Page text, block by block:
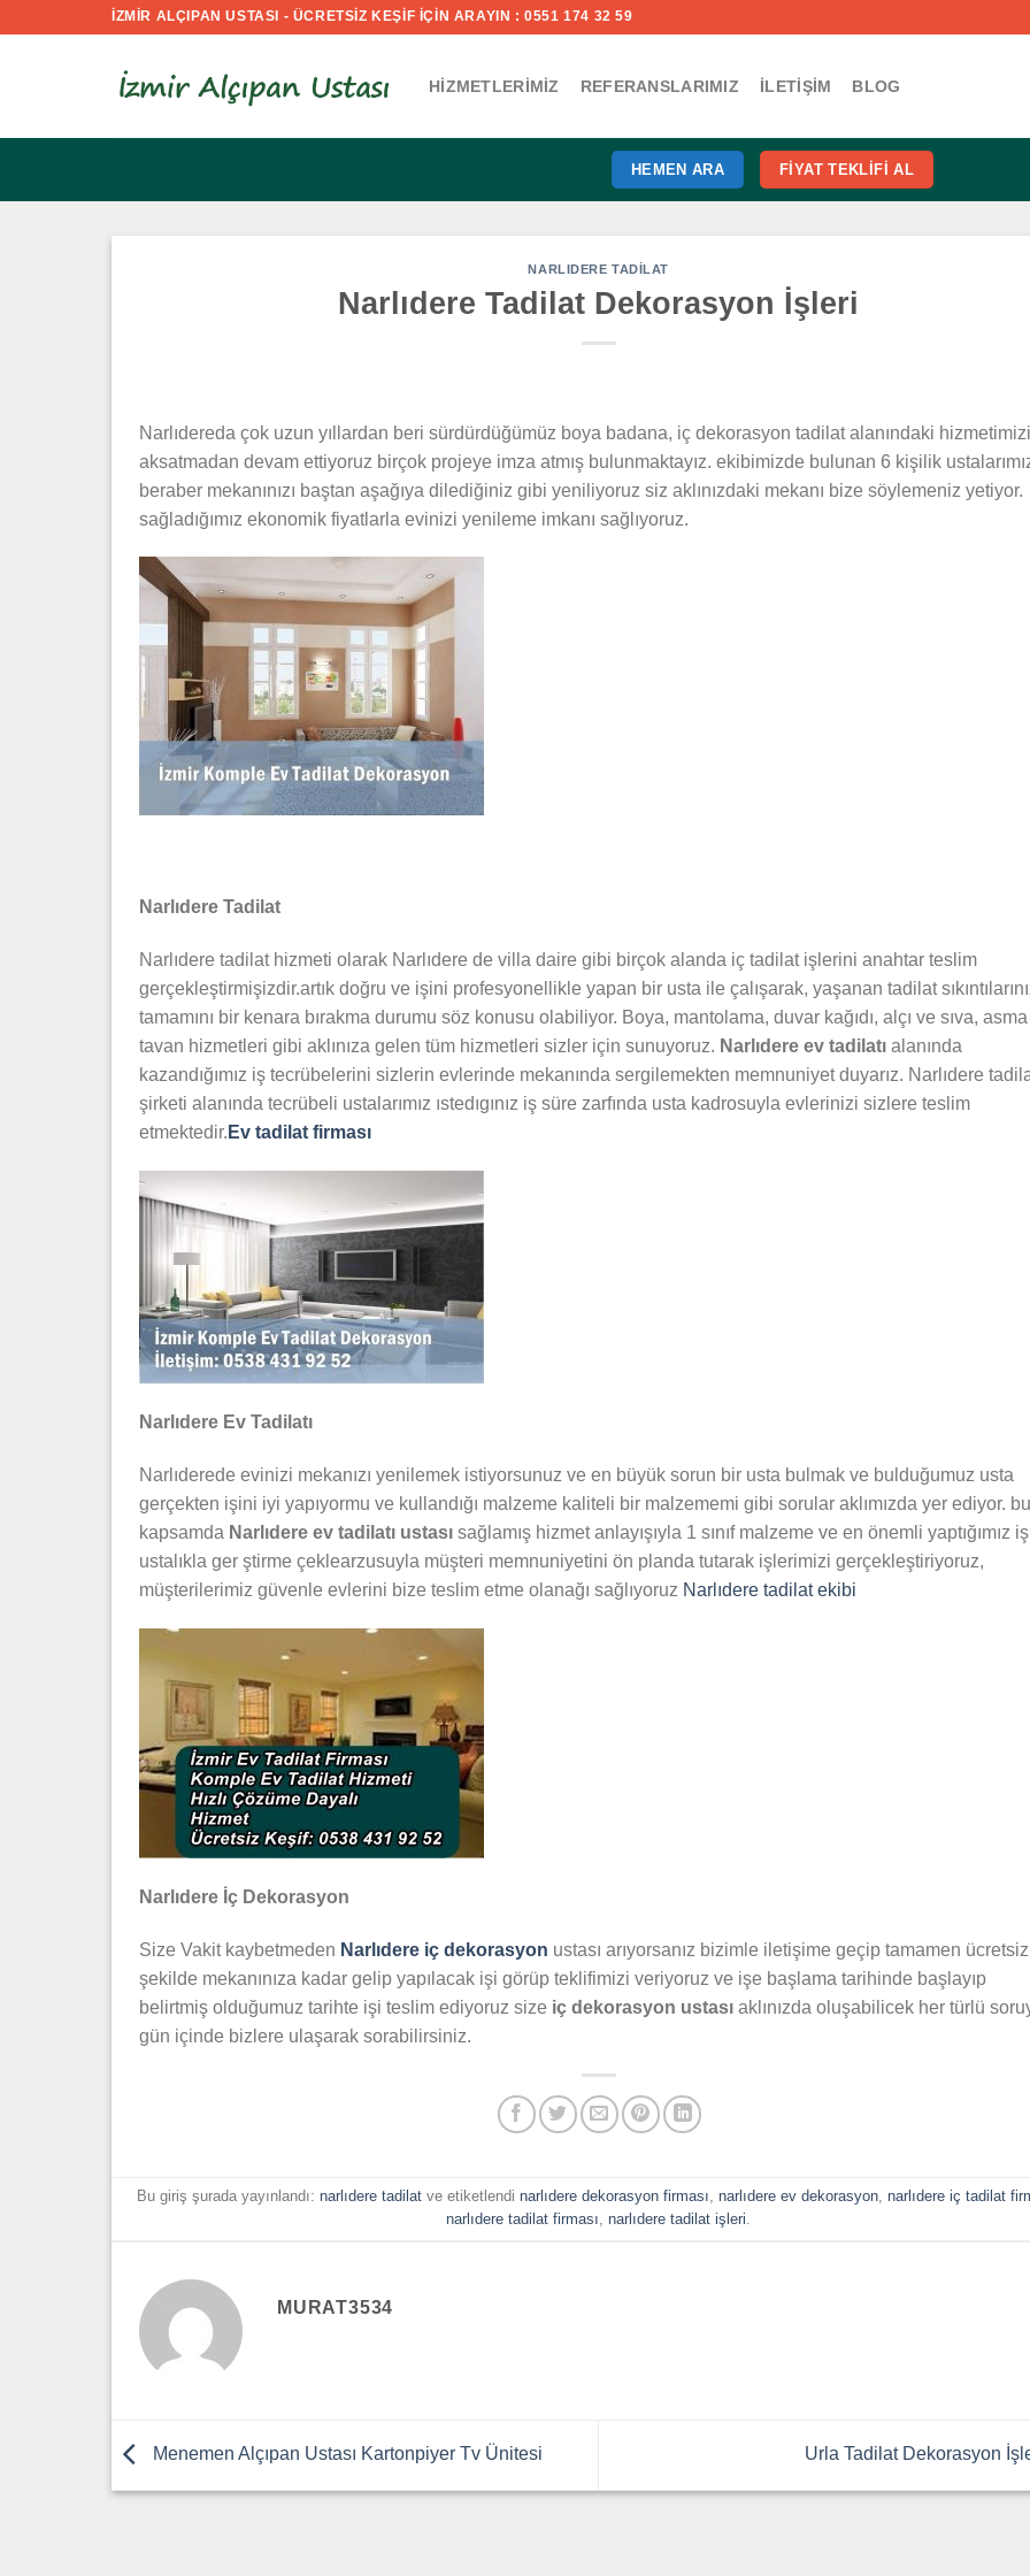
İZMİR ALÇIPAN USTASI - ÜCRETSİZ KEŞİF İÇİN ARAYIN : 0551 174 32 59
HIZMETLERIMIZ REFERANSLARIMIZ İLETIŞIM BLOG
HEMEN ARA FIYAT TEKLIFI AL
NARLIDERE TADILAT
Narlıdere Tadilat Dekorasyon İşleri
Narlıdereda çok uzun yıllardan beri sürdürdüğümüz boya badana, iç dekorasyon tadilat alanındaki hizmetimizi
aksatmadan devam ettiyoruz birçok projeye imza atmış bulunmaktayız. ekibimizde bulunan 6 kişilik
beraber mekanınızı baştan aşağıya dilediğiniz gibi yeniliyoruz siz aklınızdaki mekanı bize söylemeniz yetiyor.
sağladığımız ekonomik fiyatlarla evinizi yenileme imkanı sağlıyoruz.
Narlıdere Tadilat
Narlıdere tadilat hizmeti olarak Narlıdere de villa daire gibi birçok alanda iç tadilat işlerini anahtar teslim
gerçekleştirmişizdir.artık doğru ve işini profesyonellikle yapan bir usta ile çalışarak, yaşanan tadilat
tamamını bir kenara bırakma durumu söz konusu olabiliyor. Boya, mantolama, duvar kağıdı, alçı ve sıva, asma
tavan hizmetleri gibi aklınıza gelen tüm hizmetleri sizler için sunuyoruz. Narlıdere ev tadilatı alanında
kazandığımız iş tecrübelerini sizlerin evlerinde mekanında sergilemekten memnuniyet duyarız. Narlıdere
şirketi alanında tecrübeli ustalarımız ıstedıgınız iş süre zarfında usta kadrosuyla evlerinizi sizlere teslim
etmektedir. Ev tadilat firması
Narlıdere Ev Tadilatı
Narlıderede evinizi mekanızı yenilemek istiyorsunuz ve en büyük sorun bir usta bulmak ve bulduğumuz usta
gerçekten işini iyi yapıyormu ve kullandığı malzeme kaliteli bir malzememi gibi sorular aklımızda yer ediyor. bu
kapsamda Narlıdere ev tadilatı ustası sağlamış hizmet anlayışıyla 1 sınıf malzeme ve en önemli yaptığımız
ustalıkla ger ştirme çeklearzusuyla müşteri memnuniyetini ön planda tutarak işlerimizi gerçekleştiriyoruz,
müşterilerimiz güvenle evlerini bize teslim etme olanağı sağlıyoruz Narlıdere tadilat ekibi
Narlıdere İç Dekorasyon
Size Vakit kaybetmeden Narlıdere iç dekorasyon ustası arıyorsanız bizimle iletişime geçip tamamen
şekilde mekanınıza kadar gelip yapılacak işi görüp teklifimizi veriyoruz ve işe başlama tarihinde başlayıp
belirtmiş olduğumuz tarihte işi teslim ediyoruz size iç dekorasyon ustası aklınızda oluşabilicek her türlü
gün içinde bizlere ulaşarak sorabilirsiniz.
Bu giriş şurada yayınlandı: narlıdere tadilatve etiketlendi narlıdere dekorasyon firması narlıdere ev dekorasyon, narlıdere iç tadilat
narlıdere tadilat firması ,narlıdere tadilat işleri
MURAT3534
Menemen Alçıpan Ustası Kartonpiyer Tv Ünitesi Urla Tadilat Dekorasyon